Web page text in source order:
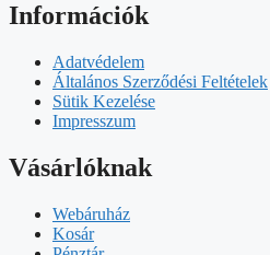
Információk
Adatvédelem
Általános Szerződési Feltételek
Sütik Kezelése
Impresszum
Vásárlóknak
Webáruház
Kosár